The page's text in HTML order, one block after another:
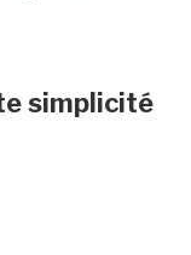
simplicité